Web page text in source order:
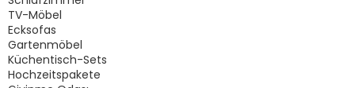
TV-Möbel
Ecksofas
Gartenmöbel
Küchentisch-Sets
Hochzeitspakete